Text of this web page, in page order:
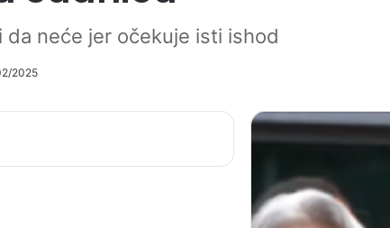
da neće jer očekuje isti ishod
2025